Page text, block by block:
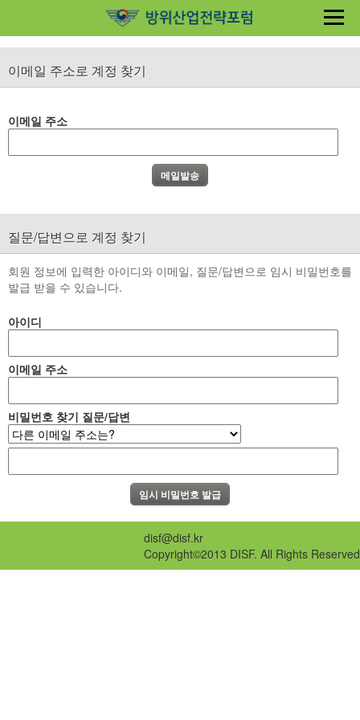
이메일 주소로 계정 찾기
이메일 주소
질문/답변으로 계정 찾기
회원 정보에 입력한 아이디와 이메일, 질문/답변으로 임시 비밀번호를
발급 받을 수 있습니다.
아이디
이메일 주소
비밀번호 찾기 질문/답변
disf@disf.kr
Copyright©2013 DISF. All Rights Reserved